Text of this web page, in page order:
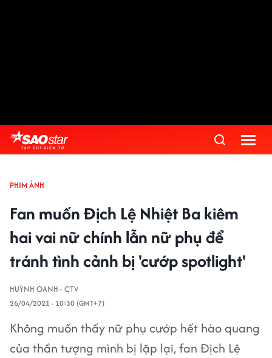
PHIM ẢNH
Fan muốn Địch Lệ Nhiệt Ba kiêm
hai vai nữ chính lẫn nữ phụ để
tránh tình cảnh bị 'cướp spotlight'
HUỲNH OANH - CTV
26/04/2021 - 10:30 (GMT+7)
Không muốn thấy nữ phụ cướp hết hào quang
của thần tượng mình bị lặp lại, fan Địch Lệ